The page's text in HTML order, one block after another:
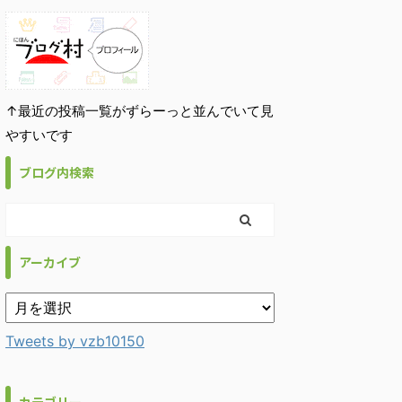
↑最近の投稿一覧がずらーっと並んでいて見
やすいです
ブログ内検索
アーカイブ
Tweets by vzb10150